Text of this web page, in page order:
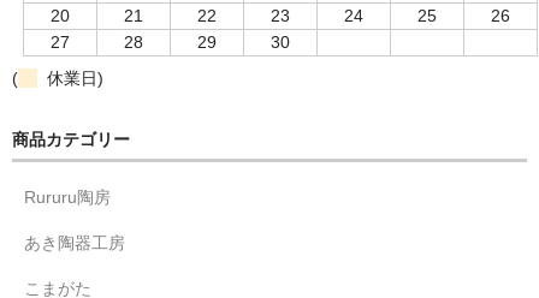
20
21 22 23 24 25
26
27
28 29
30
(
休業日)
商品カテゴリー
Rururu陶房
あき陶器工房
こまがた